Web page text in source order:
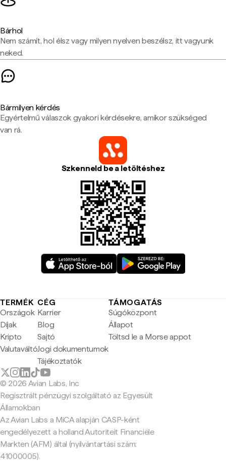
Bárhol
Nem számít, hol élsz vagy milyen nyelven beszélsz, itt vagyunk
neked.
Bármilyen kérdés
Egyértelmű válaszok gyakori kérdésekre, amikor szükséged
van rá.
Szkenneld be a letöltéshez
TERMÉK
Országok
Díjak
Kripto
Valutaváltó
CÉG
Karrier
Blog
Sajtó
Jogi dokumentumok
Tájékoztatók
TÁMOGATÁS
Súgóközpont
Állapot
Töltsd le a Morse appot
© 2026 Avian Labs, Inc
Regisztrált pénzügyi szolgáltató az Egyesült
Államokban
Az Avian Labs a MiCA alapján CASP-ként
engedélyezett a holland Autoriteit Financiële
Markten (AFM) által (nyilvántartási szám:
41000005).